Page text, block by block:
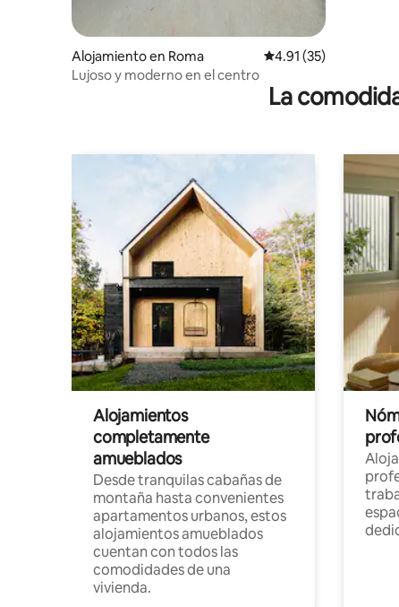
Alojamiento en Roma Calificación promedio:
4.91 (35)
Lujoso y moderno en el centro
La
Alojamientos
completamente
amueblados
Desde tranquilas cabañas de
montaña hasta convenientes
apartamentos urbanos, estos
alojamientos amueblados
cuentan con todos las
comodidades de una
vivienda.